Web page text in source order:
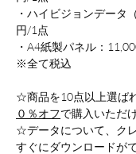
・ハイビジョンデータ
円/1点
・A4紙製パネル：
※全て税込
☆商品を10点以上選ば
０％オフで購入いただ
☆データについて、ク
すぐにダウンロードが